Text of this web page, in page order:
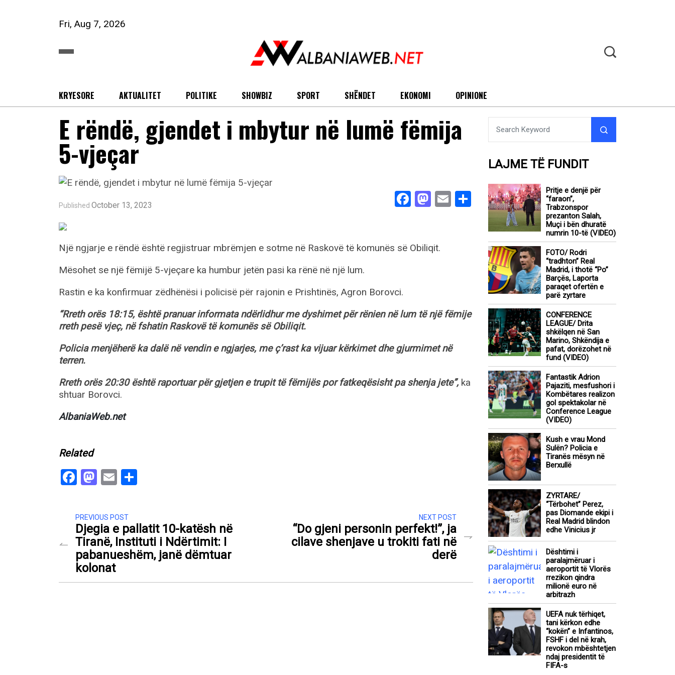
Fri, Aug 7, 2026
KRYESORE AKTUALITET POLITIKE SHOWBIZ SPORT SHËNDET EKONOMI OPINIONE
E rëndë, gjendet i mbytur në lumë fëmija
5-vjeçar
Published October 13, 2023 Facebook
Mastodon
EmailShare
Një ngjarje e rëndë është regjistruar mbrëmjen e sotme në Raskovë të komunës së Obiliqit.
Mësohet se një fëmijë 5-vjeçare ka humbur jetën pasi ka rënë në një lum.
Rastin e ka konfirmuar zëdhënësi i policisë për rajonin e Prishtinës, Agron Borovci.
“Rreth orës 18:15, është pranuar informata ndërlidhur me dyshimet për rënien në lum të një fëmije
rreth pesë vjeç, në fshatin Raskovë të komunës së Obiliqit.
Policia menjëherë ka dalë në vendin e ngjarjes, me ç’rast ka vijuar kërkimet dhe gjurmimet në
terren.
Rreth orës 20:30 është raportuar për gjetjen e trupit të fëmijës por fatkeqësisht pa shenja jete”,ka
shtuar Borovci.
AlbaniaWeb.net
Related
Facebook
Mastodon
Email
PREVIOUS POST
Djegia e pallatit 10-katësh në
Tiranë, Instituti i Ndërtimit: I
pabanueshëm, janë dëmtuar
kolonat
NEXT POST
“Do gjeni personin perfekt!”, ja
cilave shenjave u trokiti fati në
derë
LAJME TË FUNDIT
Pritje e denjë për
“faraon”,
Trabzonspor
prezanton Salah,
Muçi i bën dhuratë
numrin 10-të (VIDEO)
FOTO/ Rodri
“tradhton” Real
Madrid, i thotë “Po”
Barçës, Laporta
paraqet ofertën e
parë zyrtare
CONFERENCE
LEAGUE/ Drita
shkëlqen në San
Marino, Shkëndija e
pafat, dorëzohet në
fund (VIDEO)
Fantastik Adrion
Pajaziti, mesfushori i
Kombëtares realizon
gol spektakolar në
Conference League
(VIDEO)
Kush e vrau Mond
Sulën? Policia e
Tiranës mësyn në
Berxullë
ZYRTARE/
“Tërbohet” Perez,
pas Diomande ekipi i
Real Madrid blindon
edhe Vinicius jr
Dështimi i
paralajmëruar i
aeroportit të Vlorës
rrezikon qindra
milionë euro në
arbitrazh
UEFA nuk tërhiqet,
tani kërkon edhe
“kokën” e Infantinos,
FSHF i del në krah,
revokon mbështetjen
ndaj presidentit të
FIFA-s